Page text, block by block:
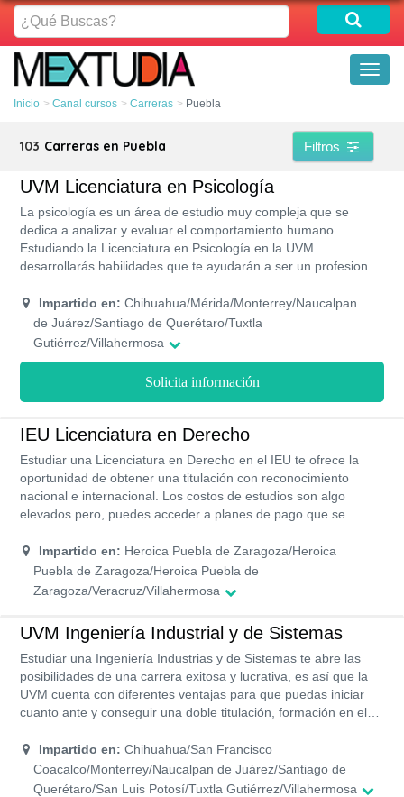
¿Qué
Buscas?
Inicio Canal cursos Carreras Puebla
103 Carreras en Puebla Filtros
UVM Licenciatura en Psicología
La psicología es un área de estudio muy compleja que se
dedica a analizar y evaluar el comportamiento humano.
Estudiando la Licenciatura en Psicología en la UVM
desarrollarás habilidades que te ayudarán a ser un profesional
carrera con un plan de estudio semestral compuesto de 59
asignaturas, se imparte de forma presencial y tiene una
duración de 4 años y medio.
Impartido en: Chihuahua/Mérida/Monterrey/Naucalpan
de Juárez/Santiago de Querétaro/Tuxtla
Gutiérrez/Villahermosa
Solicita información
IEU Licenciatura en Derecho
Estudiar una Licenciatura en Derecho en el IEU te ofrece la
oportunidad de obtener una titulación con reconocimiento
nacional e internacional. Los costos de estudios son algo
elevados pero, puedes acceder a planes de pago que se
de la inscripción. Las instalaciones son modernas y su staff de
docentes cuentan con la preparación en doctorado para cada
área de estudio, lo que quiere decir que recibirás una
Impartido en: Heroica Puebla de Zaragoza/Heroica
Puebla de Zaragoza/Heroica Puebla de
Zaragoza/Veracruz/Villahermosa
UVM Ingeniería Industrial y de Sistemas
Estudiar una Ingeniería Industrias y de Sistemas te abre las
posibilidades de una carrera exitosa y lucrativa, es así que la
UVM cuenta con diferentes ventajas para que puedas iniciar
cuanto ante y conseguir una doble titulación, formación en el
más actuales y modernos, programas académicos de las
mejores universidades del mundo y con reconocimiento oficial
por la SEP, sin contar su programa de ayuda económica.
Impartido en: Chihuahua/San Francisco
Coacalco/Monterrey/Naucalpan de Juárez/Santiago de
Querétaro/San Luis Potosí/Tuxtla Gutiérrez/Villahermosa